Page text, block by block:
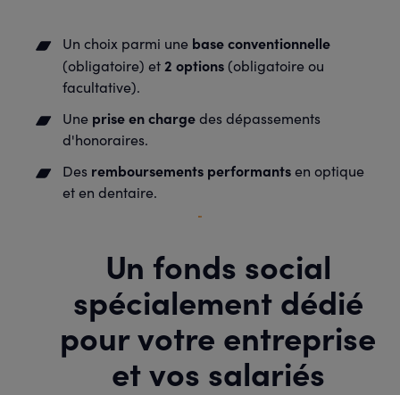
Un choix parmi une base conventionnelle
(obligatoire) et 2 options (obligatoire ou
facultative).
Une prise en chargedes dépassements
d'honoraires.
Des remboursements performantsen optique
et en dentaire.
Un fonds social
spécialement dédié
pour votre entreprise
et vos salariés